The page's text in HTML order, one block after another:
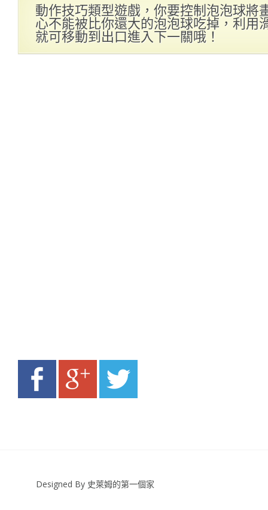
動作技巧類型遊戲，你要控制泡泡球將
心不能被比你還大的泡泡球吃掉，利用
就可移動到出口進入下一關哦！
Designed By 史萊姆的第一個家